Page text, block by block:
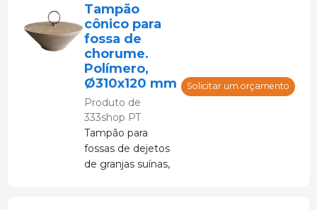
Tampão
cônico para
fossa de
chorume.
Polímero,
Ø310x120 mm
Produto de
333shop PT
Tampão para
fossas de dejetos
de granjas suínas,
Solicitar um orçamento